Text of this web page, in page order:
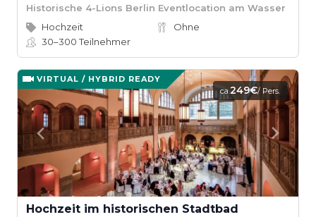
Historische 4-Lions Berlin Eventlocation am Wasser
Hochzeit
Ohne
30–300Teilnehmer
VIRTUAL / HYBRID READY
ca.249€/ Pers.
Hochzeit im historischen Stadtbad